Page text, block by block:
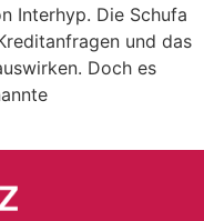
Interhyp. Die Schufa
und das
Doch es